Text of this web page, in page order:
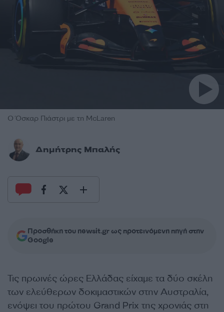
Ο Όσκαρ Πιάστρι με τη McLaren
Δημήτρης Μπαλής
Προσθήκη του newsit.gr ως προτεινόμενη πηγή στην
Google
Τις πρωινές ώρες Ελλάδας είχαμε τα δύο σκέλη
των ελεύθερων δοκιμαστικών στην Αυστραλία,
ενόψει του πρώτου Grand Prix της χρονιάς στη